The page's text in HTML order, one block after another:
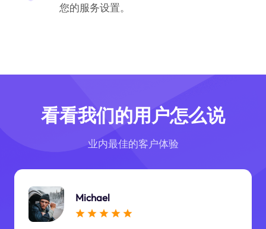
您的服务设置。
看看我们的用户怎么说
业内最佳的客户体验
Michael